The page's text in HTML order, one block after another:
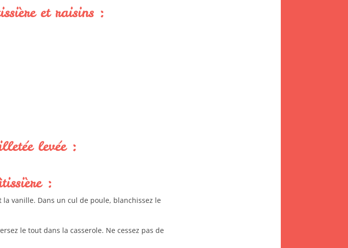
et raisins :
levée :
:
vanille. Dans un cul de poule, blanchissez le
le tout dans la casserole. Ne cessez pas de